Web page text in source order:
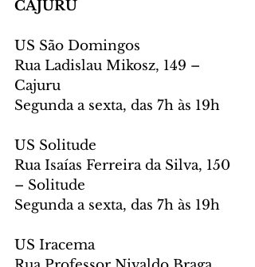
CAJURU
US São Domingos
Rua Ladislau Mikosz, 149 –
Cajuru
Segunda a sexta, das 7h às 19h
US Solitude
Rua Isaías Ferreira da Silva, 150
– Solitude
Segunda a sexta, das 7h às 19h
US Iracema